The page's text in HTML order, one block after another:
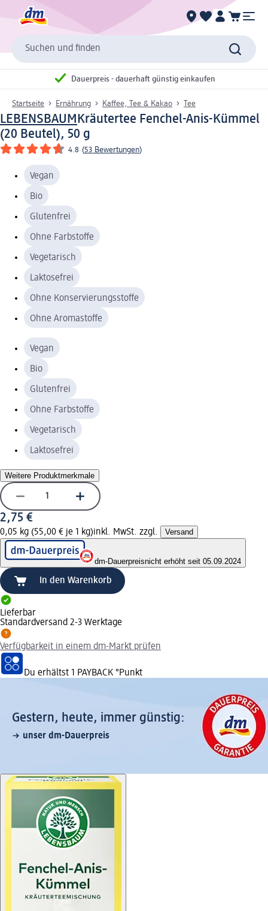
Suchen und finden
Dauerpreis - dauerhaft günstig einkaufen
Startseite Ernährung Kaffee, Tee & Kakao Tee
LEBENSBAUM Kräutertee Fenchel-Anis-Kümmel
(20 Beutel), 50 g
4.8 (53 Bewertungen)
Vegan
Bio
Glutenfrei
Ohne Farbstoffe
Vegetarisch
Laktosefrei
Ohne Konservierungsstoffe
Ohne Aromastoffe
Vegan
Bio
Glutenfrei
Ohne Farbstoffe
Vegetarisch
Laktosefrei
Weitere Produktmerkmale
2,75 €
0,05 kg (55,00 € je 1 kg)inkl. MwSt. zzgl. Versand
dm-Dauerpreisnicht erhöht seit 05.09.2024
In den Warenkorb
Lieferbar
Standardversand 2-3 Werktage
Verfügbarkeit in einem dm-Markt prüfen
Du erhältst 1 PAYBACK °Punkt
Gestern, heute, immer günstig:
unser dm-Dauerpreis